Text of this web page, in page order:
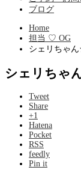
ブログ
Home
担当 ♡ OG
シェリちゃ
シェリちゃ
Tweet
Share
+1
Hatena
Pocket
RSS
feedly
Pin it